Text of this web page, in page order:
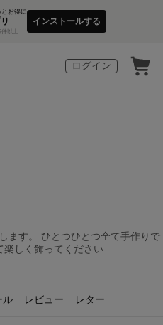
とお得に
件以上
インストールする
ログイン
す。 ひとつひとつ全て手作りで
しく飾ってください
ル レビュー レター